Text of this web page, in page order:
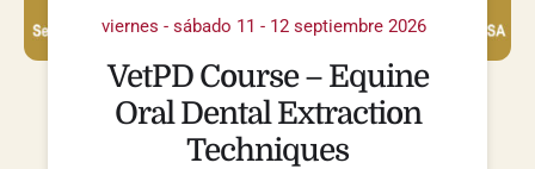
viernes - sábado 11 - 12 septiembre 2026
VetPD Course – Equine
Oral Dental Extraction
Techniques